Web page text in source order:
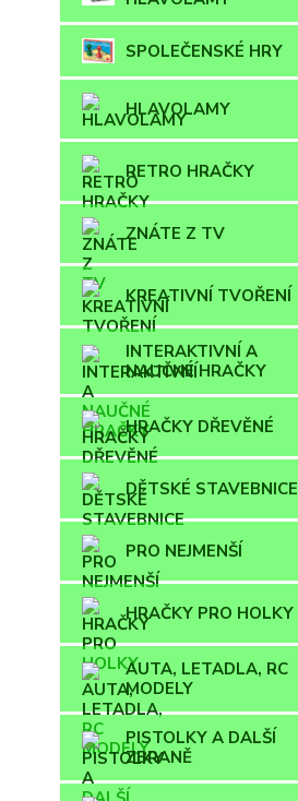
SPOLEČENSKÉ HRY
HLAVOLAMY
RETRO HRAČKY
ZNÁTE Z TV
KREATIVNÍ TVOŘENÍ
INTERAKTIVNÍ A
NAUČNÉ HRAČKY
HRAČKY DŘEVĚNÉ
DĚTSKÉ STAVEBNICE
PRO NEJMENŠÍ
HRAČKY PRO HOLKY
AUTA, LETADLA, RC
MODELY
PISTOLKY A DALŠÍ
ZBRANĚ